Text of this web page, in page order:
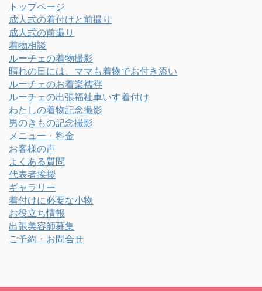
トップページ
成人式の着付けと前撮り
成人式の前撮り
着物相談
ルーチェの着物撮影
晴れの日には、ママも着物でお付き添い
ルーチェのお着楽襦袢
ルーチェの出張福祉車いす着付け
わたしの着物記念撮影
男のきもの記念撮影
メニュー・料金
お客様の声
よくある質問
代表者挨拶
ギャラリー
着付けに必要な小物
お役立ち情報
出張美容師募集
ご予約・お問合せ